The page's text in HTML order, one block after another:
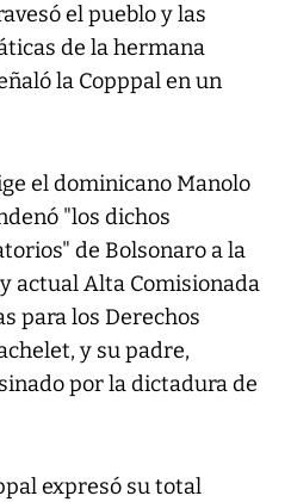
el pueblo y las
de la hermana
la Copppal en un
el dominicano Manolo
"los dichos
de Bolsonaro a la
actual Alta Comisionada
para los Derechos
y su padre,
por la dictadura de
expresó su total